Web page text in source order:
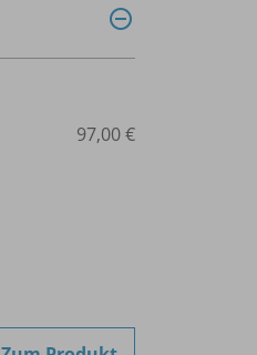
97,00 €